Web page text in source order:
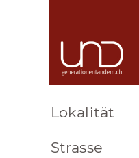
Lokalität
Strasse